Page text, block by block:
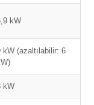
kW
kW (azaltılabilir: 6
kW